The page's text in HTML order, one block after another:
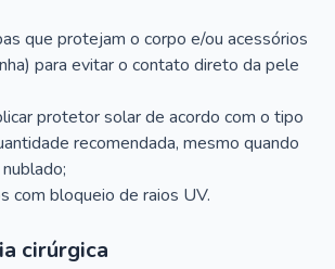
que protejam o corpo e/ou acessórios
para evitar o contato direto da pele
protetor solar de acordo com o tipo
recomendada, mesmo quando
com bloqueio de raios UV.
cirúrgica